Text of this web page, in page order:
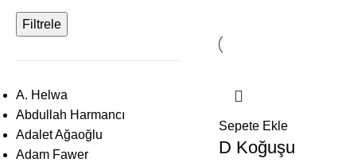
Filtrele
A. Helwa
Abdullah Harmancı
Adalet Ağaoğlu
Adam Fawer
Sepete Ekle
D Koğuşu